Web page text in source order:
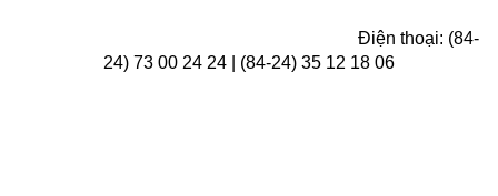
Điện thoại: (84-
24) 73 00 24 24 | (84-24) 35 12 18 06